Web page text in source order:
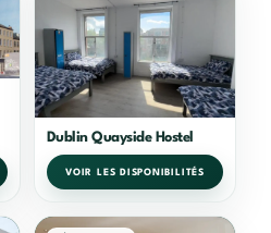
Dublin Quayside Hostel
VOIR LES DISPONIBILITÉS